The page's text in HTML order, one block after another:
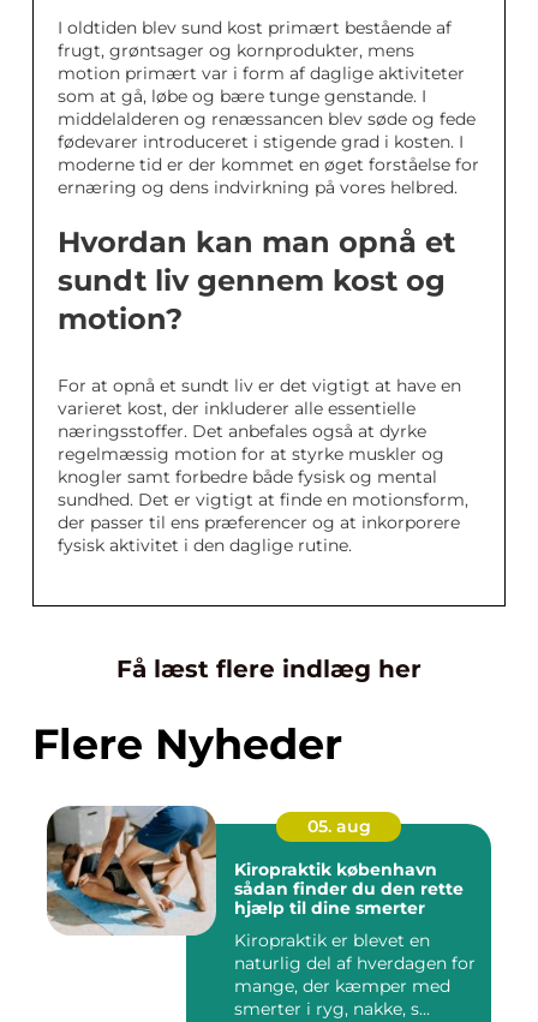
I oldtiden blev sund kost primært bestående af
frugt, grøntsager og kornprodukter, mens
motion primært var i form af daglige aktiviteter
som at gå, løbe og bære tunge genstande. I
middelalderen og renæssancen blev søde og fede
fødevarer introduceret i stigende grad i kosten. I
moderne tid er der kommet en øget forståelse for
ernæring og dens indvirkning på vores helbred.
Hvordan kan man opnå et
sundt liv gennem kost og
motion?
For at opnå et sundt liv er det vigtigt at have en
varieret kost, der inkluderer alle essentielle
næringsstoffer. Det anbefales også at dyrke
regelmæssig motion for at styrke muskler og
knogler samt forbedre både fysisk og mental
sundhed. Det er vigtigt at finde en motionsform,
der passer til ens præferencer og at inkorporere
fysisk aktivitet i den daglige rutine.
Få læst flere indlæg her
Flere Nyheder
05. aug
Kiropraktik københavn
sådan finder du den rette
hjælp til dine smerter
Kiropraktik er blevet en
naturlig del af hverdagen for
mange, der kæmper med
smerter i ryg, nakke, s...